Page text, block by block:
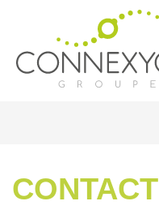
CONTACT